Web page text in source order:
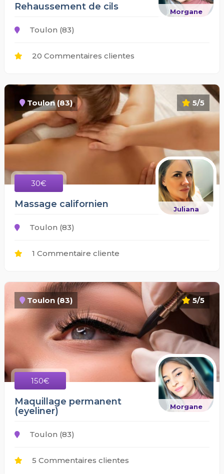
Morgane
Rehaussement de cils
Toulon (83)
20 Commentaires clientes
5/5
Toulon (83)
30€
Juliana
Massage californien
Toulon (83)
1 Commentaire cliente
5/5
Toulon (83)
150€
Morgane
Maquillage permanent
(eyeliner)
Toulon (83)
5 Commentaires clientes